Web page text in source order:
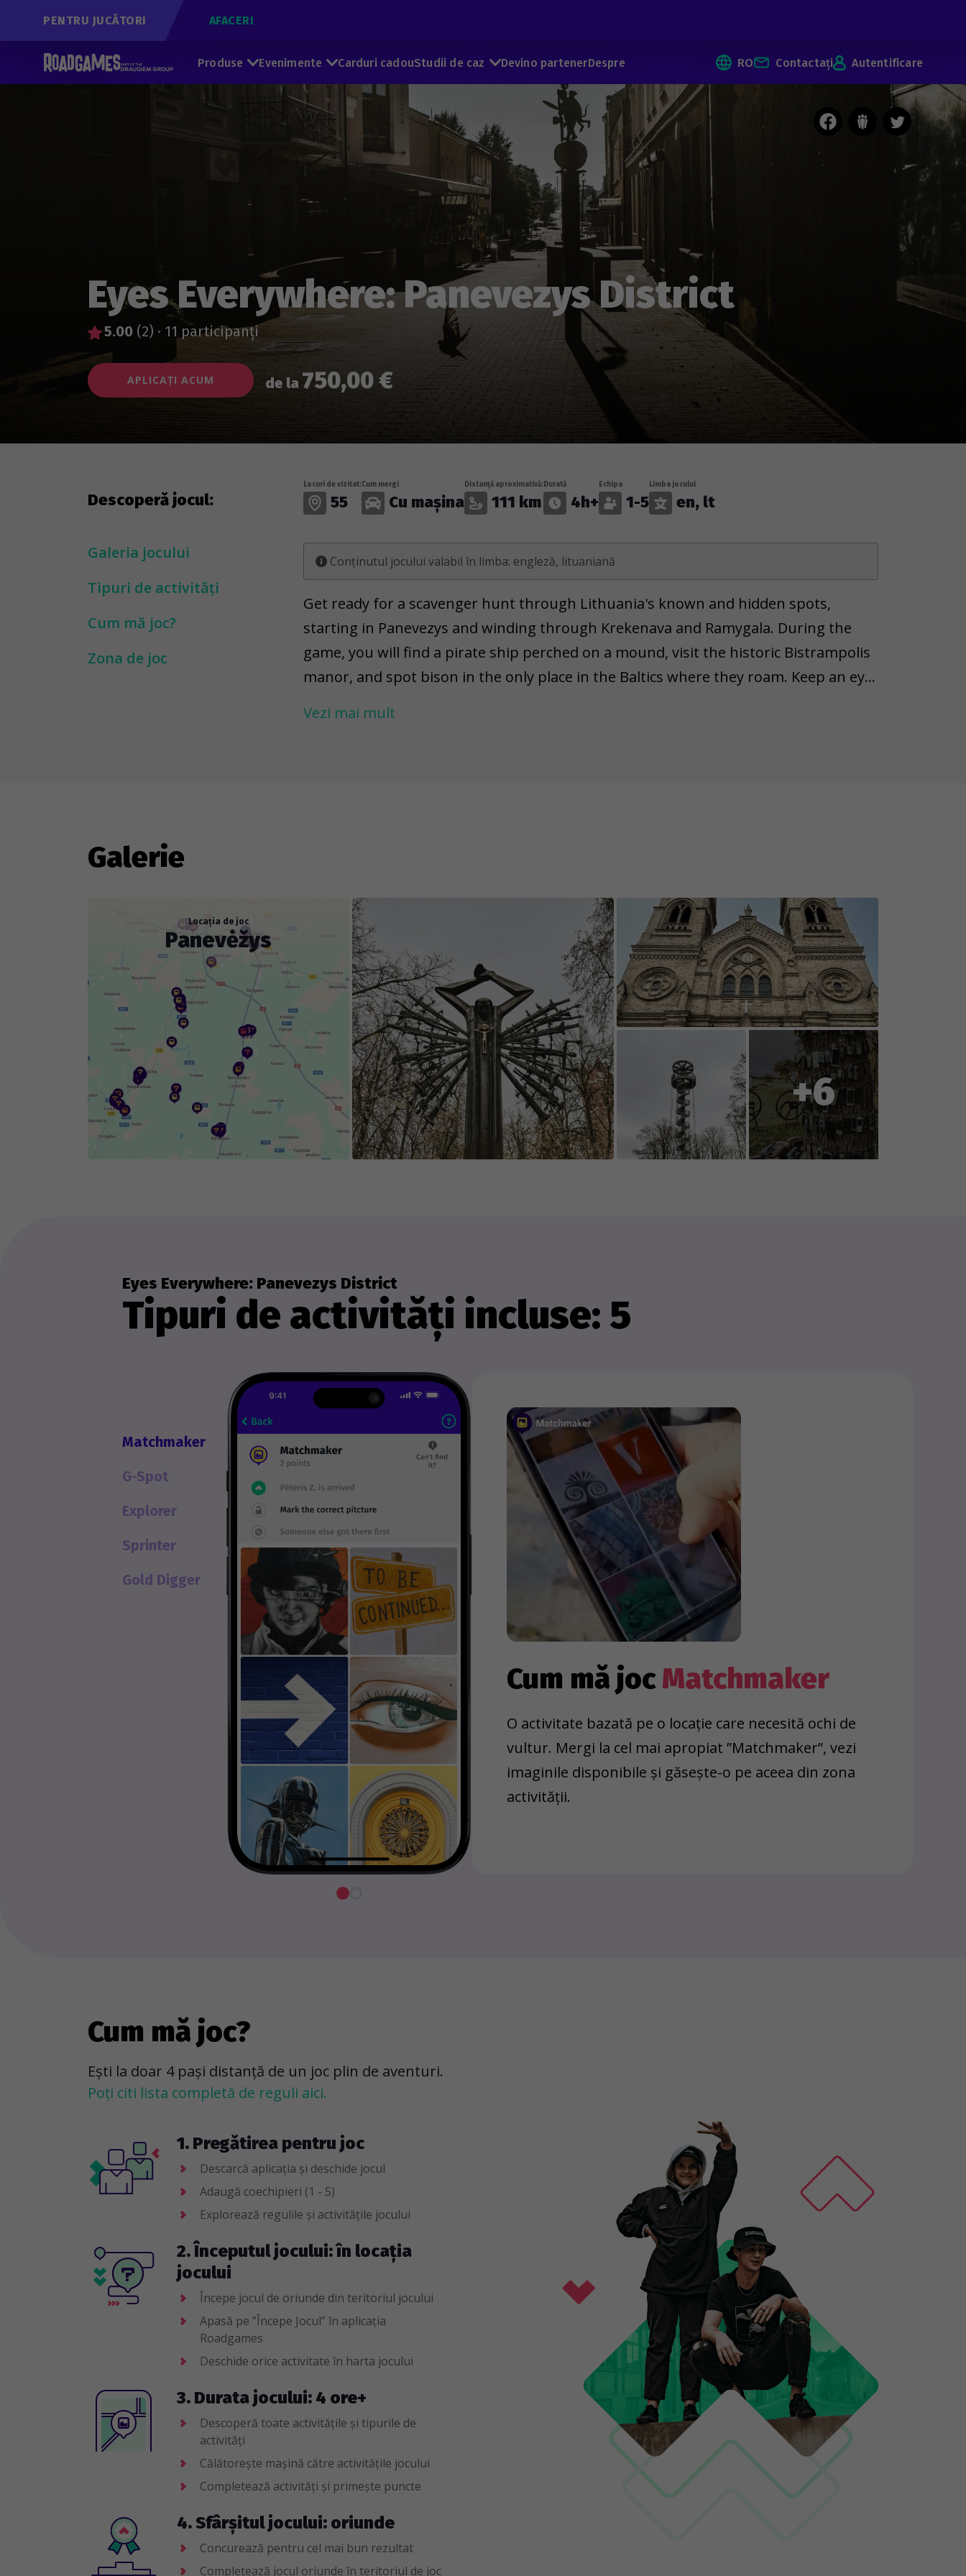
PENTRU JUCĂTORI AFACERI
Produse Evenimente Carduri cadouStudii de caz Devino partenerDespre RO Contactați Autentificare
Eyes Everywhere: Panevezys District
5.00 (2) · 11 participanți
APLICAȚI ACUM de la 750,00 €
Descoperă jocul:
Galeria jocului
Tipuri de activități
Cum mă joc?
Zona de joc
Locuri de vizitat:
55
Cum mergi
Cu mașina
Distanță aproximativă:
111 km
Durată
4h+
Echipa
1-5
Limba jocului
en, lt
Conținutul jocului valabil în limba: engleză, lituaniană
Get ready for a scavenger hunt through Lithuania's known and hidden spots,
starting in Panevezys and winding through Krekenava and Ramygala. During the
game, you will find a pirate ship perched on a mound, visit the historic Bistrampolis
manor, and spot bison in the only place in the Baltics where they roam. Keep an eye
to warn you that there might be situations where an object from the task is lost,
replaced, demolished, repainted, or damaged. Please remember that not all game
objects are easily accessible and visible in certain weather conditions (rain, snow,
fog).
The game's content is edited and updated in collaboration with you, the players, so
we appreciate everyone who contributes new content or reports changes to
existing content.
Vezi mai mult
Galerie
Locația de joc
Panevėžys
+6
Eyes Everywhere: Panevezys District
Tipuri de activități incluse: 5
Matchmaker
G-Spot
Explorer
Sprinter
Gold Digger
Cum mă jocMatchmaker
O activitate bazată pe o locație care necesită ochi de
vultur. Mergi la cel mai apropiat ”Matchmaker”, vezi
imaginile disponibile și găsește-o pe aceea din zona
activității.
Cum mă joc?
Ești la doar 4 pași distanță de un joc plin de aventuri.
Poți citi lista completă de reguli aici.
1. Pregătirea pentru joc
Descarcă aplicația și deschide jocul
Adaugă coechipieri (1 - 5)
Explorează regulile și activitățile jocului
2. Începutul jocului: în locația
jocului
Începe jocul de oriunde din teritoriul jocului
Apasă pe ”Începe Jocul” în aplicația
Roadgames
Deschide orice activitate în harta jocului
3. Durata jocului: 4 ore+
Descoperă toate activitățile și tipurile de
activități
Călătorește mașină către activitățile jocului
Completează activități și primește puncte
4. Sfârșitul jocului: oriunde
Concurează pentru cel mai bun rezultat
Completează jocul oriunde în teritoriul de joc